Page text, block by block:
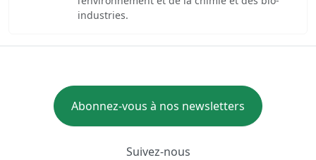
industries.
Abonnez-vous à nos newsletters
Suivez-nous